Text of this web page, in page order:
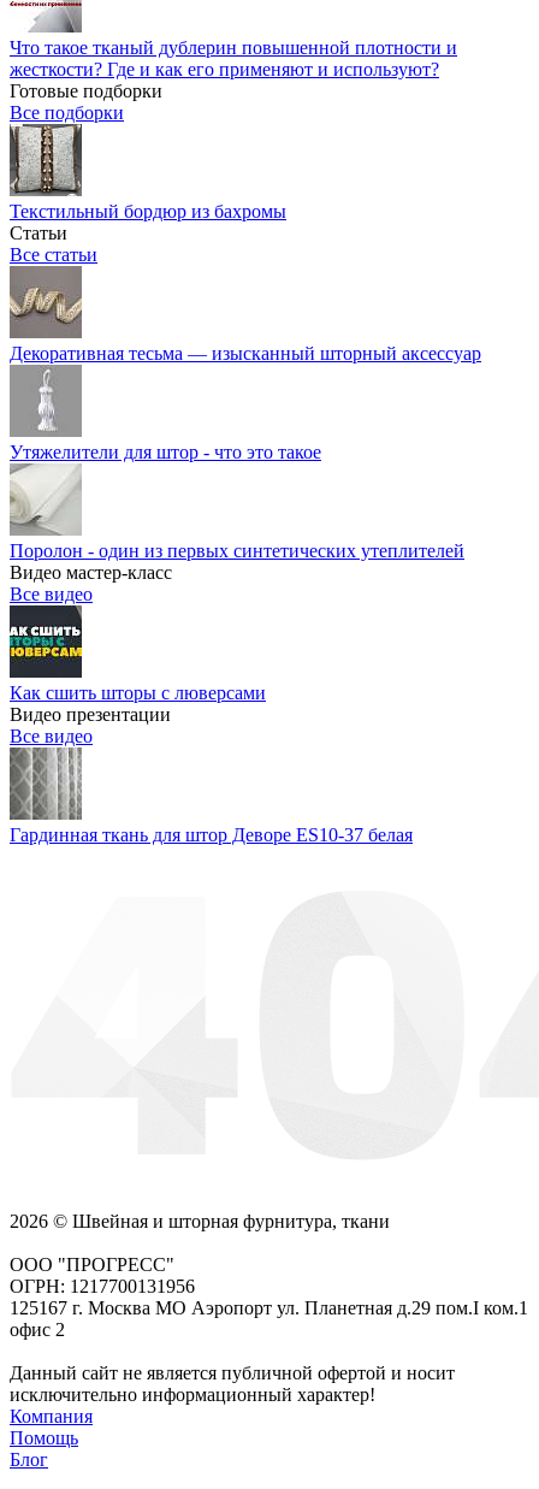
Что такое тканый дублерин повышенной плотности и
жесткости? Где и как его применяют и используют?
Готовые подборки
Все подборки
Текстильный бордюр из бахромы
Статьи
Все статьи
Декоративная тесьма — изысканный шторный аксессуар
Утяжелители для штор - что это такое
Поролон - один из первых синтетических утеплителей
Видео мастер-класс
Все видео
Как сшить шторы с люверсами
Видео презентации
Все видео
Гардинная ткань для штор Деворе ES10-37 белая
2026 © Швейная и шторная фурнитура, ткани
ООО "ПРОГРЕСС"
ОГРН: 1217700131956
125167 г. Москва МО Аэропорт ул. Планетная д.29 пом.I ком.1
офис 2
Данный сайт не является публичной офертой и носит
исключительно информационный характер!
Компания
Помощь
Блог